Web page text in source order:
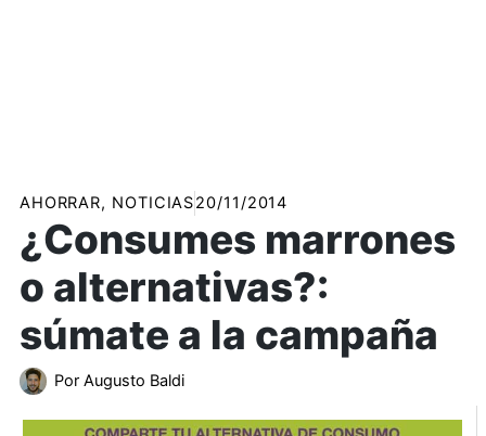
AHORRAR, NOTICIAS20/11/2014
¿Consumes marrones
o alternativas?:
súmate a la campaña
Por Augusto Baldi